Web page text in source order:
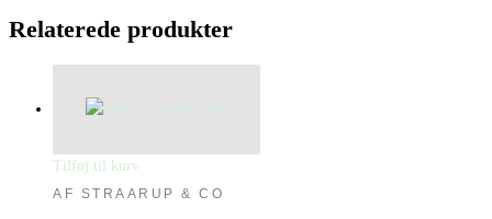
Relaterede produkter
Tilføj til kurv
AF STRAARUP & CO